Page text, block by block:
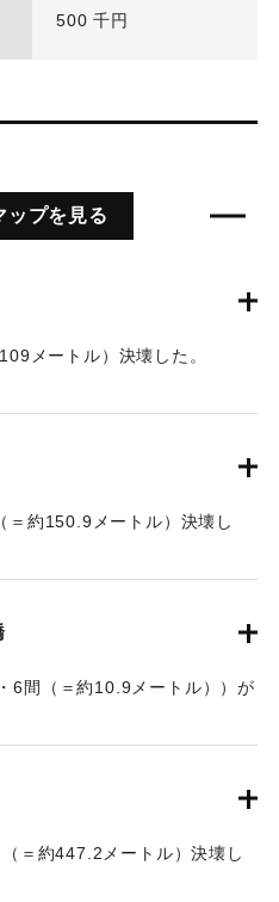
500 千円
ップを見る
メートル）決壊した。
＝約150.9メートル）決壊し
6間（＝約10.9メートル））が
＝約447.2メートル）決壊し